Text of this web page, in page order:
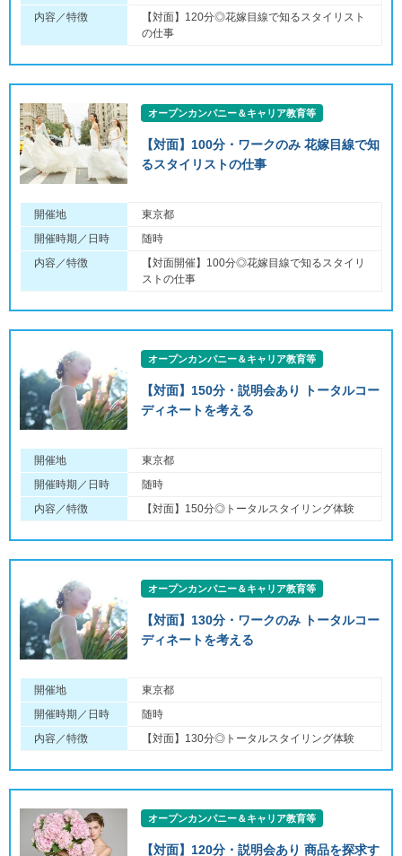
内容／特徴
【対面】120分◎花嫁目線で知るスタイリスト
の仕事
オープンカンパニー＆キャリア教育等
【対面】100分・ワークのみ 花嫁目線で知
るスタイリストの仕事
開催地
東京都
開催時期／日時
随時
内容／特徴
【対面開催】100分◎花嫁目線で知るスタイリ
ストの仕事
オープンカンパニー＆キャリア教育等
【対面】150分・説明会あり トータルコー
ディネートを考える
開催地
東京都
開催時期／日時
随時
内容／特徴
【対面】150分◎トータルスタイリング体験
オープンカンパニー＆キャリア教育等
【対面】130分・ワークのみ トータルコー
ディネートを考える
開催地
東京都
開催時期／日時
随時
内容／特徴
【対面】130分◎トータルスタイリング体験
オープンカンパニー＆キャリア教育等
【対面】120分・説明会あり 商品を探求す